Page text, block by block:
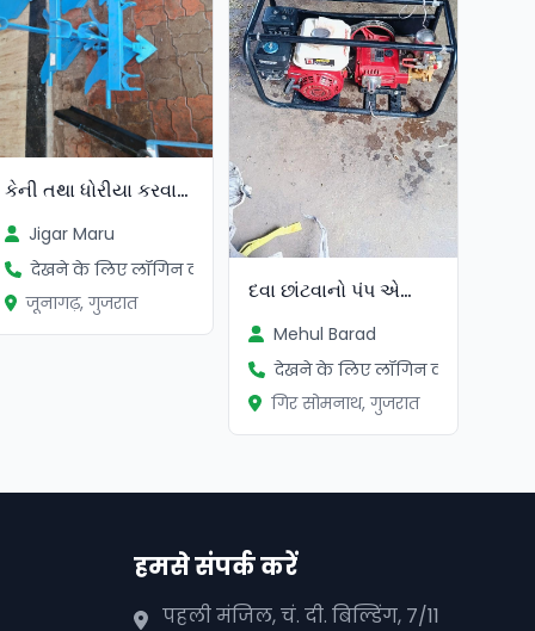
કેની તથા ધોરીયા કરવાના
Jigar Maru
देखने के लिए लॉगिन करें
जूनागढ़, गुजरात
દવા છાંટવાનો પંપ એન્જિન વાળો
Mehul Barad
देखने के लिए लॉगिन करें
गिर सोमनाथ, गुजरात
हमसे संपर्क करें
पहली मंजिल, चं. दी. बिल्डिंग, 7/11